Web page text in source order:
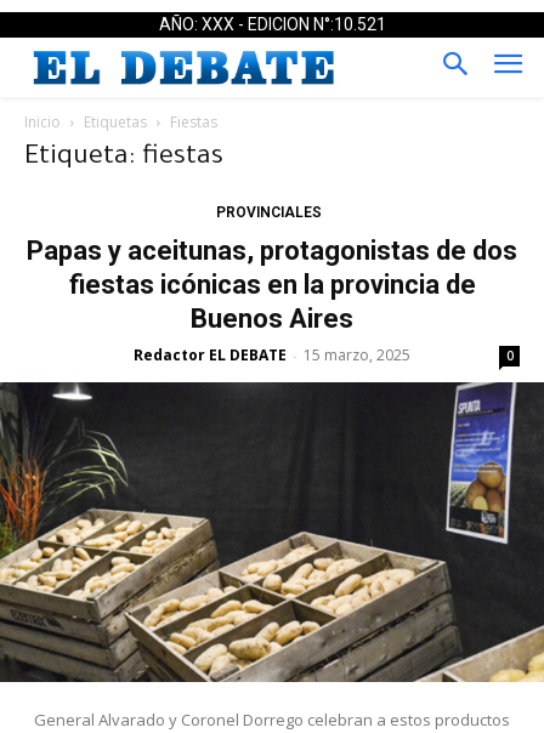
AÑO: XXX - EDICION N°:10.521
Inicio Etiquetas Fiestas
Etiqueta: fiestas
PROVINCIALES
Papas y aceitunas, protagonistas de dos
fiestas icónicas en la provincia de
Buenos Aires
Redactor EL DEBATE - 15 marzo, 2025 0
General Alvarado y Coronel Dorrego celebran a estos productos